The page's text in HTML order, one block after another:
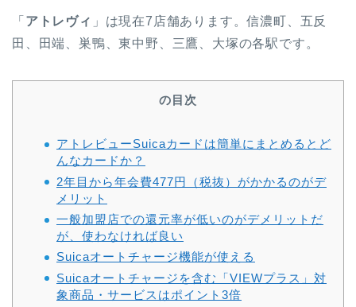
「 アトレヴィ 」は現在7店舗あります。信濃町、五反
田、田端、巣鴨、東中野、三鷹、大塚の各駅です。
の目次
アトレビューSuicaカードは簡単にまとめるとど
んなカードか？
2年目から年会費477円（税抜）がかかるのがデ
メリット
一般加盟店での還元率が低いのがデメリットだ
が、使わなければ良い
Suicaオートチャージ機能が使える
Suicaオートチャージを含む「VIEWプラス」対
象商品・サービスはポイント3倍